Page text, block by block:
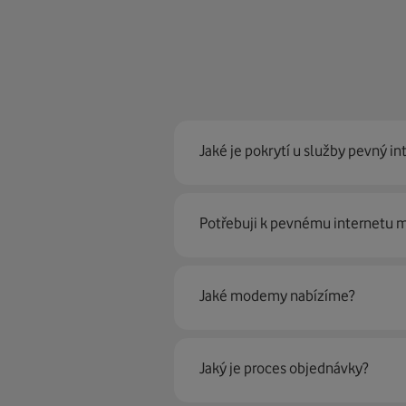
Jaké je pokrytí u služby pevný
Pevný internet můžeme
Potřebuji k pevnému internetu
Ano, potřebujete. Rádi vám ho
poradí naši proškolení prodejci
Jaké modemy nabízíme?
Jaký je proces objednávky?